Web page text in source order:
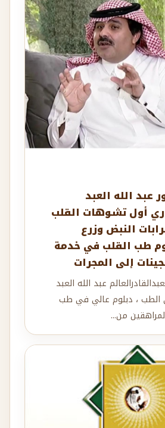
عبد الله العبد
‏أول تشوهات القلب
النبض وزرع
طب القلب في خدمة
إلى المجرات
عبد الله العبد
الطب ، دبلوم عالي في طب
من...